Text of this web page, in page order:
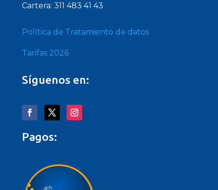
Cartera: 311 483 41 43
Política de Tratamiento de datos
Tarifas 2026
Síguenos en:
Pagos: